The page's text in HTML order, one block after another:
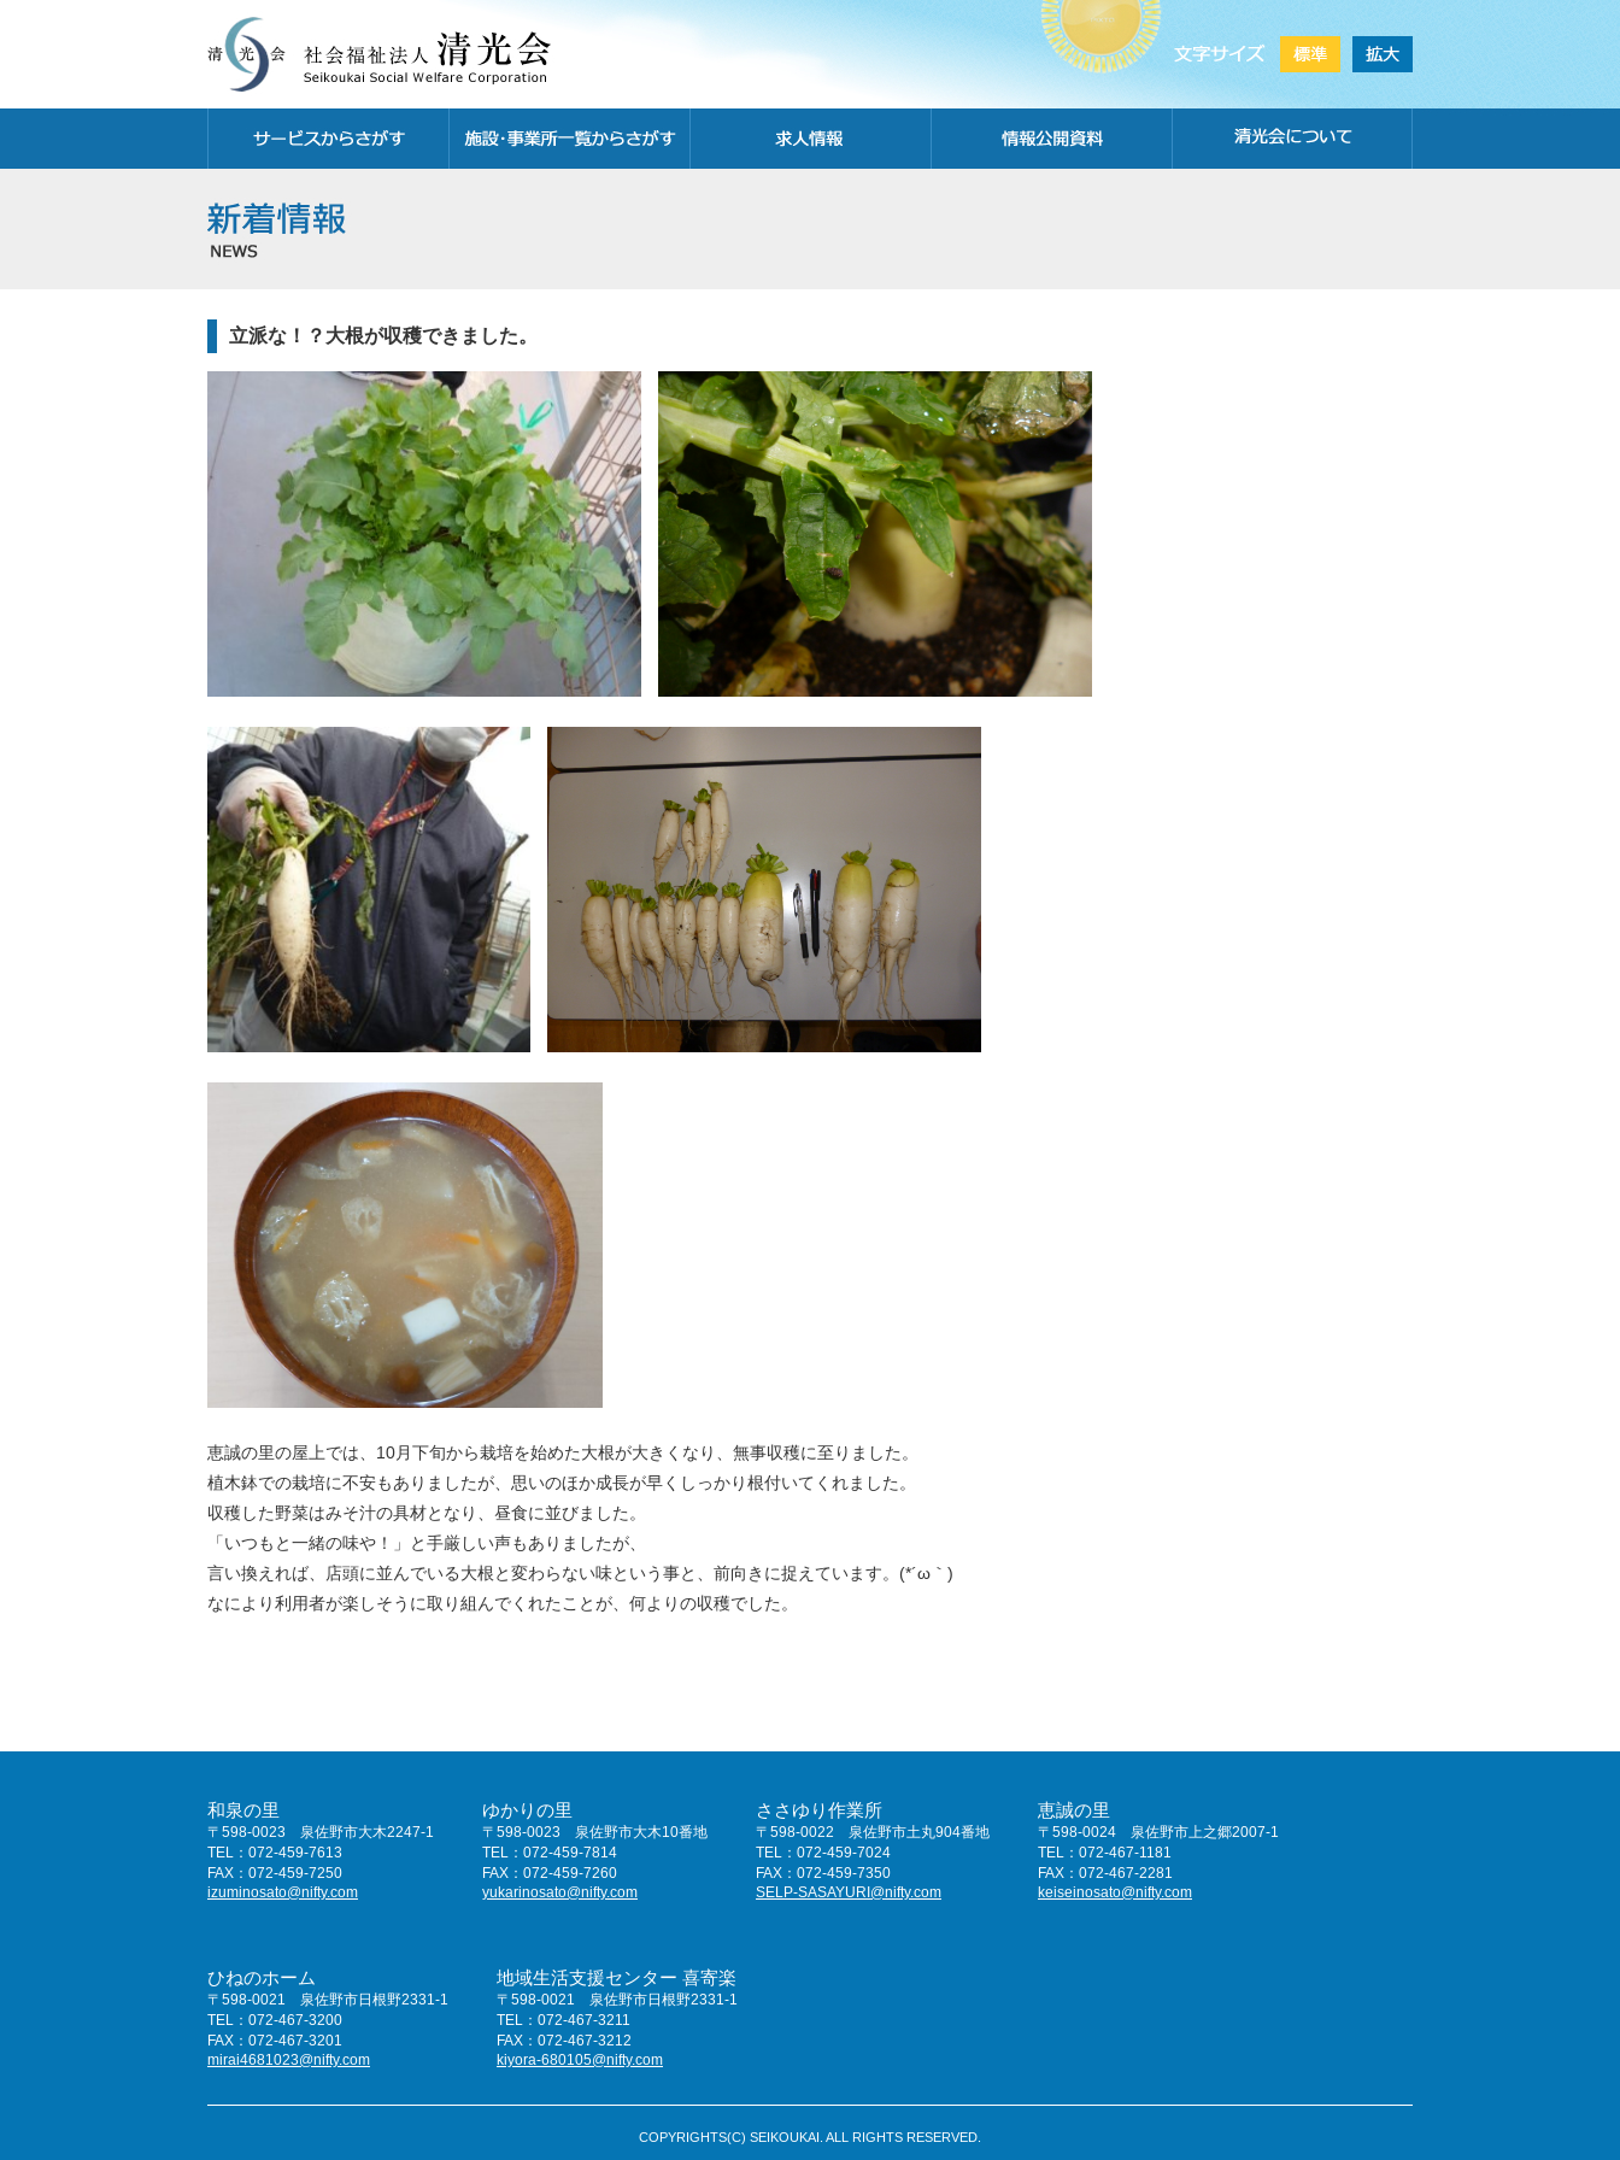
立派な！？大根が収穫できました。
恵誠の里の屋上では、10月下旬から栽培を始めた大根が大きくなり、無事収穫に至りました。
植木鉢での栽培に不安もありましたが、思いのほか成長が早くしっかり根付いてくれました。
収穫した野菜はみそ汁の具材となり、昼食に並びました。
「いつもと一緒の味や！」と手厳しい声もありましたが、
言い換えれば、店頭に並んでいる大根と変わらない味という事と、前向きに捉えています。(*´ω｀)
なにより利用者が楽しそうに取り組んでくれたことが、何よりの収穫でした。
和泉の里
〒598-0023 泉佐野市大木2247-1
TEL：072-459-7613
FAX：072-459-7250
izuminosato@nifty.com
ゆかりの里
〒598-0023 泉佐野市大木10番地
TEL：072-459-7814
FAX：072-459-7260
yukarinosato@nifty.com
ささゆり作業所
〒598-0022 泉佐野市土丸904番地
TEL：072-459-7024
FAX：072-459-7350
SELP-SASAYURI@nifty.com
恵誠の里
〒598-0024 泉佐野市上之郷2007-1
TEL：072-467-1181
FAX：072-467-2281
keiseinosato@nifty.com
ひねのホーム
〒598-0021 泉佐野市日根野2331-1
TEL：072-467-3200
FAX：072-467-3201
mirai4681023@nifty.com
地域生活支援センター 喜寄楽
〒598-0021 泉佐野市日根野2331-1
TEL：072-467-3211
FAX：072-467-3212
kiyora-680105@nifty.com
COPYRIGHTS(C) SEIKOUKAI. ALL RIGHTS RESERVED.